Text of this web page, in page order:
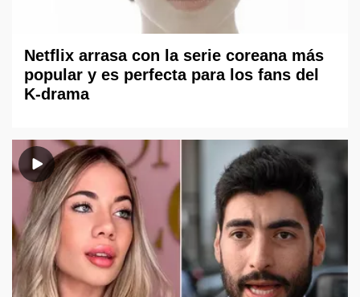
Netflix arrasa con la serie coreana más
popular y es perfecta para los fans del
K-drama